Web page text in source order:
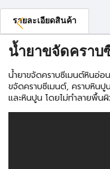
รายละเอียดสินค้า
น้ำยาขจัดคราบ
น้ำยาขจัดคราบซีเมนต์หินอ่อ
ขจัดคราบซีเมนต์, คราบหิน
และหินปูน โดยไม่ทำลายพื้น